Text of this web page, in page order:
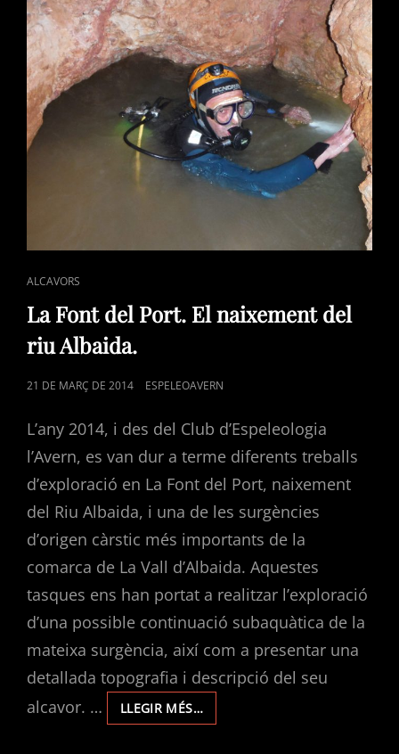
CAT
LINKS
ALCAVORS
La Font del Port. El naixement del
riu Albaida.
POSTED
21 DE MARÇ DE 2014 ESPELEOAVERN
L’any 2014, i des del Club d’Espeleologia
l’Avern, es van dur a terme diferents treballs
d’exploració en La Font del Port, naixement
del Riu Albaida, i una de les surgències
d’origen càrstic més importants de la
comarca de La Vall d’Albaida. Aquestes
tasques ens han portat a realitzar l’exploració
d’una possible continuació subaquàtica de la
mateixa surgència, així com a presentar una
detallada topografia i descripció del seu
alcavor. …
LLEGIR MÉS…LA
FONT